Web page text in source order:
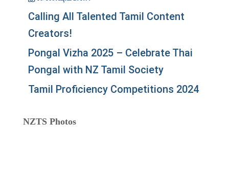
Calling All Talented Tamil Content
Creators!
Pongal Vizha 2025 – Celebrate Thai
Pongal with NZ Tamil Society
Tamil Proficiency Competitions 2024
NZTS Photos